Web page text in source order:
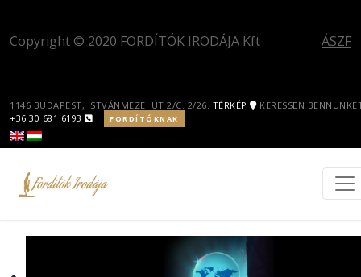
ÁSZF
Copyright © 2020 FORDÍTÓK IRODÁJA Kft
1146 BUDAPEST, ISTVÁNMEZEI ÚT 2/C. 2/26. TÉRKÉP
KERESSEN
+36 30 681 6193
FORDÍTÓKNAK